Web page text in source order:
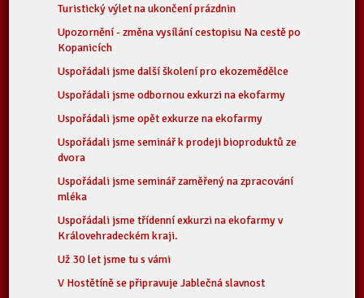
Turistický výlet na ukončení prázdnin
Upozornění - změna vysílání cestopisu Na cestě po
Kopanicích
Uspořádali jsme další školení pro ekozemědělce
Uspořádali jsme odbornou exkurzi na ekofarmy
Uspořádali jsme opět exkurze na ekofarmy
Uspořádali jsme seminář k prodeji bioproduktů ze
dvora
Uspořádali jsme seminář zaměřený na zpracování
mléka
Uspořádali jsme třídenní exkurzi na ekofarmy v
Královehradeckém kraji.
Už 30 let jsme tu s vámi
V Hostětíně se připravuje Jablečná slavnost